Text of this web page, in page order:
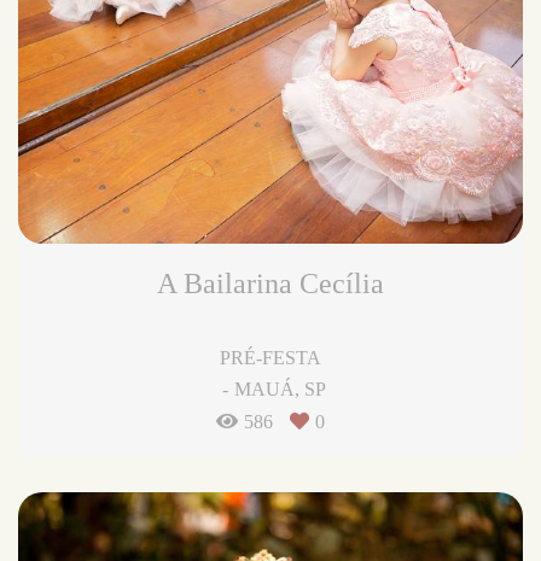
A Bailarina Cecília
PRÉ-FESTA
MAUÁ, SP
586
0